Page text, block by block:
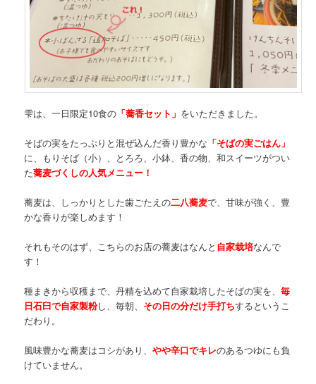
雫は、一日限定10食の 「蕎香セット」 をいただきました。
そばの実をたっぷりと混ぜ込んだ香り豊かな 「そばの実ごはん」
に、もりそば（小）、とろろ、小鉢、香の物、和スイーツがつい
た蕎麦づくしの人気メニュー！
蕎麦は、しっかりとした歯ごたえの二八蕎麦で、甘味が強く、豊
かな香りが楽しめます！
それもそのはず、こちらのお店の蕎麦はなんと 自家栽培なんで
す！
種まきから収穫まで、丹精を込めて自家栽培したそばの実を、毎
日石臼で自家製粉し、毎朝、 その日の分だけ手打ちするというこ
だわり。
風味豊かな蕎麦はコシがあり、やや辛口でキレのあるつゆにも負
けていません。